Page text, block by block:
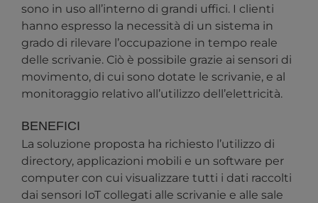
sono in uso all’interno di grandi uffici. I clienti
hanno espresso la necessità di un sistema in
grado di rilevare l’occupazione in tempo reale
delle scrivanie. Ciò è possibile grazie ai sensori di
movimento, di cui sono dotate le scrivanie, e al
monitoraggio relativo all’utilizzo dell’elettricità.
BENEFICI
La soluzione proposta ha richiesto l’utilizzo di
directory, applicazioni mobili e un software per
computer con cui visualizzare tutti i dati raccolti
dai sensori IoT collegati alle scrivanie e alle sale